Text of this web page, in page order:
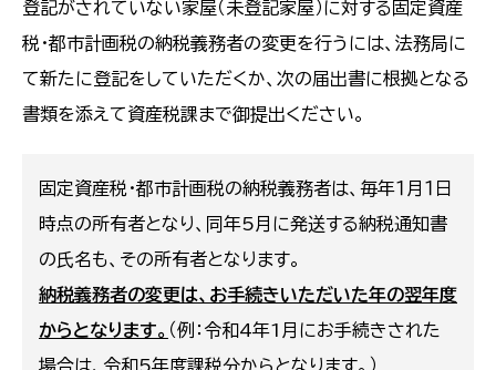
登記がされていない家屋（未登記家屋）に対する固定資産
税・都市計画税の納税義務者の変更を行うには、法務局に
て新たに登記をしていただくか、次の届出書に根拠となる
書類を添えて資産税課まで御提出ください。
固定資産税・都市計画税の納税義務者は、毎年１月１日
時点の所有者となり、同年5月に発送する納税通知書
の氏名も、その所有者となります。
納税義務者の変更は、お手続きいただいた年の翌年度
からとなります。 （例：令和4年1月にお手続きされた
場合は、令和5年度課税分からとなります。）